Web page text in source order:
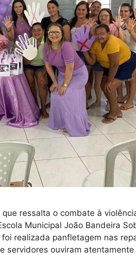
ressalta o combate à
Municipal João Bandeira
realizada panfletagem nas
servidores ouviram